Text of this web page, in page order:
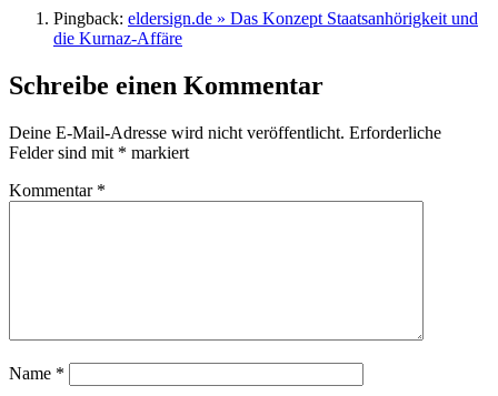
Pingback: eldersign.de » Das Konzept Staatsanhörigkeit und
die Kurnaz-Affäre
Schreibe einen Kommentar
Deine E-Mail-Adresse wird nicht veröffentlicht. Erforderliche
Felder sind mit * markiert
Kommentar *
Name *